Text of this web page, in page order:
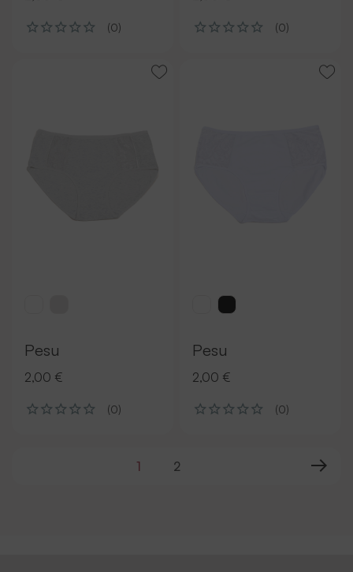
(0) (0)
Pesu
2,00 €
(0)
Pesu
2,00 €
(0)
1 2